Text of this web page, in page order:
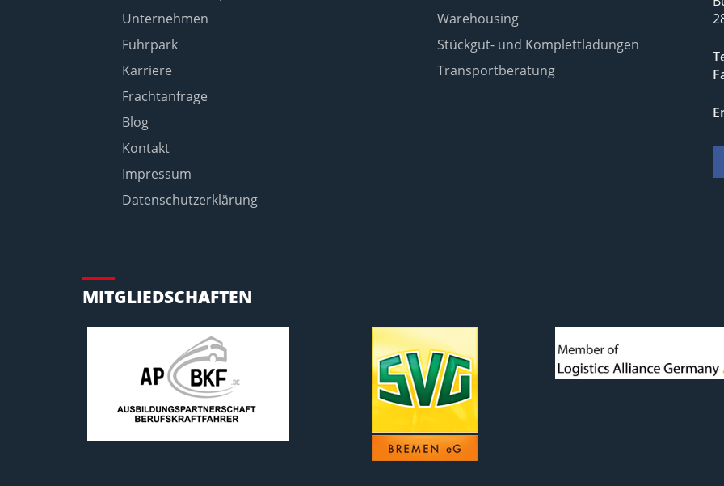
Unternehmen
Fuhrpark
Karriere
Frachtanfrage
Blog
Kontakt
Impressum
Datenschutzerklärung
Warehousing
Stückgut- und Komplettladungen
Transportberatung
MITGLIEDSCHAFTEN